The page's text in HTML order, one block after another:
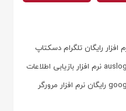
دانلود google chrome 145.0.7632.117 رایگان نرم افزار مرورگر